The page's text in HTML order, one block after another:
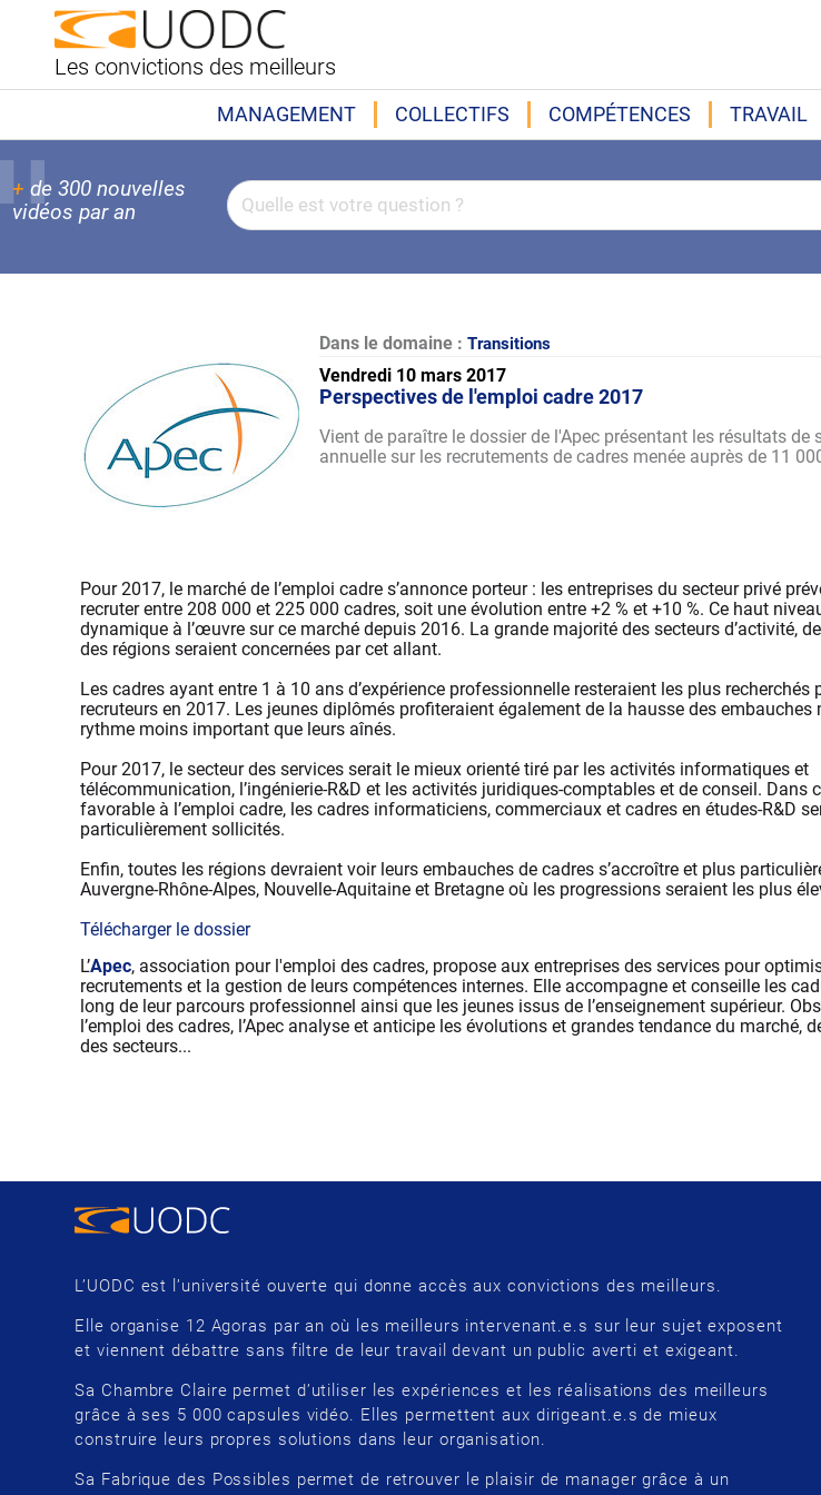
Les convictions des meilleurs
MANAGEMENT COLLECTIFS COMPÉTENCES TRAVAIL
+ de 300 nouvelles
vidéos par an
Dans le domaine : Transitions
Vendredi 10 mars 2017
Perspectives de l'emploi cadre 2017
Vient de paraître le dossier de l'Apec présentant les résultats de
annuelle sur les recrutements de cadres menée auprès de 11
Pour 2017, le marché de l’emploi cadre s’annonce porteur : les entreprises du secteur privé
recruter entre 208 000 et 225 000 cadres, soit une évolution entre +2 % et +10 %. Ce haut
dynamique à l’œuvre sur ce marché depuis 2016. La grande majorité des secteurs d’activité,
des régions seraient concernées par cet allant.
Les cadres ayant entre 1 à 10 ans d’expérience professionnelle resteraient les plus recherchés
recruteurs en 2017. Les jeunes diplômés profiteraient également de la hausse des embauches
rythme moins important que leurs aînés.
Pour 2017, le secteur des services serait le mieux orienté tiré par les activités informatiques et
télécommunication, l’ingénierie-R&D et les activités juridiques-comptables et de conseil. Dans
favorable à l’emploi cadre, les cadres informaticiens, commerciaux et cadres en études-R&D
particulièrement sollicités.
Enfin, toutes les régions devraient voir leurs embauches de cadres s’accroître et plus
Auvergne-Rhône-Alpes, Nouvelle-Aquitaine et Bretagne où les progressions seraient les plus
Télécharger le dossier
L’Apec, association pour l'emploi des cadres, propose aux entreprises des services pour
recrutements et la gestion de leurs compétences internes. Elle accompagne et conseille les
long de leur parcours professionnel ainsi que les jeunes issus de l’enseignement supérieur.
l’emploi des cadres, l’Apec analyse et anticipe les évolutions et grandes tendance du marché,
des secteurs...
L’UODC est l’université ouverte qui donne accès aux convictions des meilleurs.
Elle organise 12 Agoras par an où les meilleurs intervenant.e.s sur leur sujet exposent
et viennent débattre sans filtre de leur travail devant un public averti et exigeant.
Sa Chambre Claire permet d’utiliser les expériences et les réalisations des meilleurs
grâce à ses 5 000 capsules vidéo. Elles permettent aux dirigeant.e.s de mieux
construire leurs propres solutions dans leur organisation.
Sa Fabrique des Possibles permet de retrouver le plaisir de manager grâce à un